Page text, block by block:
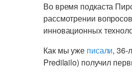
Во время подкаста
рассмотрении
инновационных
Как мы уже писали, 36-
Predilailo) получил